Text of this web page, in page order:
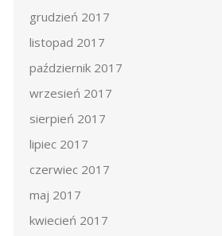
grudzień 2017
listopad 2017
październik 2017
wrzesień 2017
sierpień 2017
lipiec 2017
czerwiec 2017
maj 2017
kwiecień 2017